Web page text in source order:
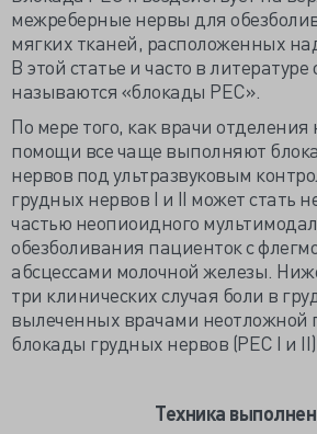
межреберные нервы для
мягких тканей, расположенных
В этой статье и часто в
называются «блокады РЕС».
По мере того, как врачи
помощи все чаще выполняют
нервов под ультразвуковым
грудных нервов I и II может стать
частью неопиоидного
обезболивания пациенток с
абсцессами молочной железы.
три клинических случая боли в
вылеченных врачами
блокады грудных нервов (РЕС I и II).
Техника